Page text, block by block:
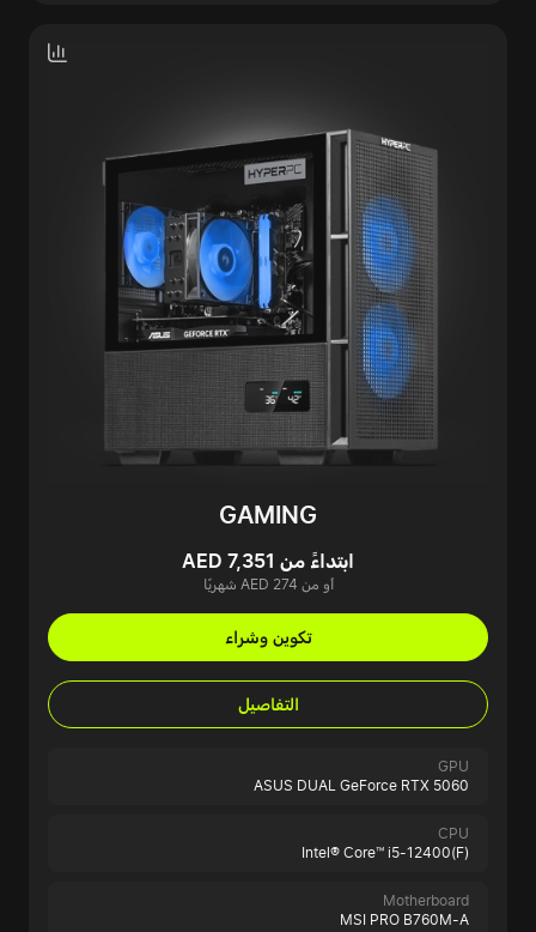
GAMING
ابتداءً من AED 7,351
أو من AED 274 شهريًا
تكوين وشراء
التفاصيل
GPU
ASUS DUAL GeForce RTX 5060
CPU
Intel® Core™ i5-12400(F)
Motherboard
MSI PRO B760M-A